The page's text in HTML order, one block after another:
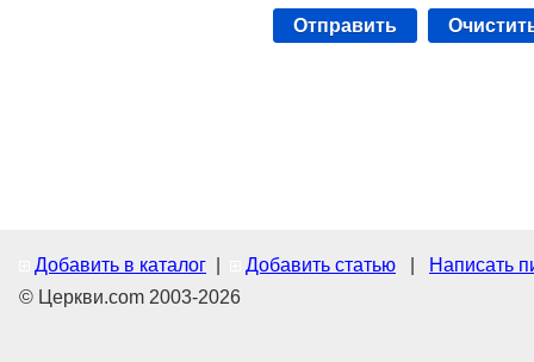
Добавить в каталог Добавить статью
Написать
© Церкви.com 2003-2026